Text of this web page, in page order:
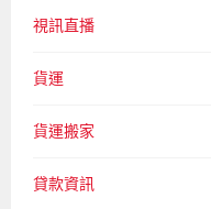
視訊直播
貨運
貨運搬家
貸款資訊